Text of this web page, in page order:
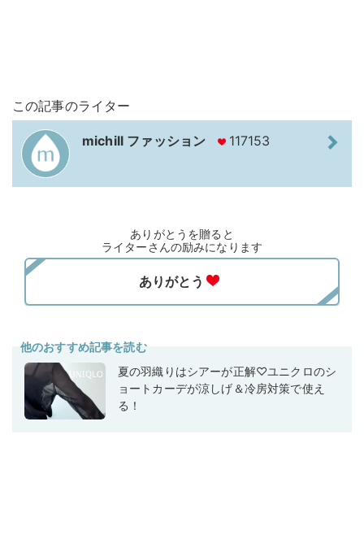
この記事のライター
michill ファッション 117153
ありがとうを贈ると
ライターさんの励みになります
他のおすすめ記事を読む
夏の羽織りはシアーが正解♡ユニクロのシ
ョートカーデが涼しげ＆冷房対策で使え
る！